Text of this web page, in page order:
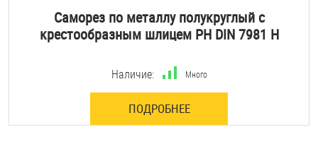
Саморез по металлу полукруглый с
крестообразным шлицем PH DIN 7981 H
Наличие: Много
ПОДРОБНЕЕ